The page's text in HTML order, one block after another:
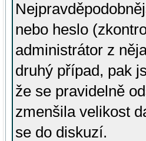
nebo heslo
administrátor z
druhý případ, pak
že se pravidelně
zmenšila velikost
se do diskuzí.